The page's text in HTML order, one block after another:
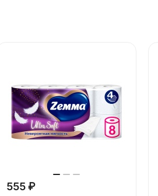
555 ₽